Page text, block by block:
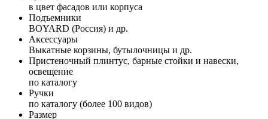
в цвет фасадов или корпуса
Подъемники
BOYARD (Россия) и др.
Аксессуары
Выкатные корзины, бутылочницы и др.
Пристеночный плинтус, барные стойки и навески,
освещение
по каталогу
Ручки
по каталогу (более 100 видов)
Размер